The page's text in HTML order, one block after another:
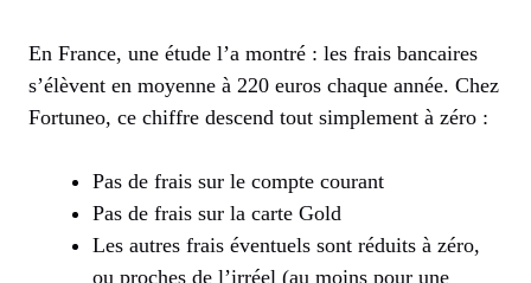
En France, une étude l’a montré : les frais bancaires
s’élèvent en moyenne à 220 euros chaque année. Chez
Fortuneo, ce chiffre descend tout simplement à zéro :
Pas de frais sur le compte courant
Pas de frais sur la carte Gold
Les autres frais éventuels sont réduits à zéro,
ou proches de l’irréel (au moins pour une